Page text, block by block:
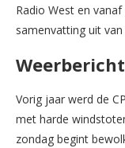
Radio West en
samenvatting uit
Weerbericht
Vorig jaar werd de
met harde
zondag begint